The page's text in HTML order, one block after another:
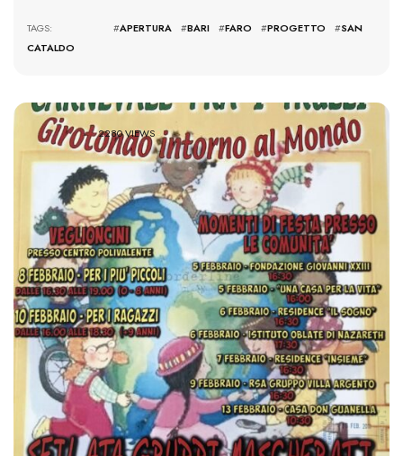
TAGS: #APERTURA #BARI #FARO #PROGETTO #SAN
CATALDO
2280 VIEWS